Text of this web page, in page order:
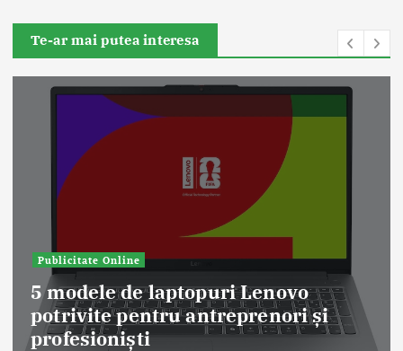
Te-ar mai putea interesa
Publicitate Online
5 modele de laptopuri Lenovo
potrivite pentru antreprenori și
profesioniști